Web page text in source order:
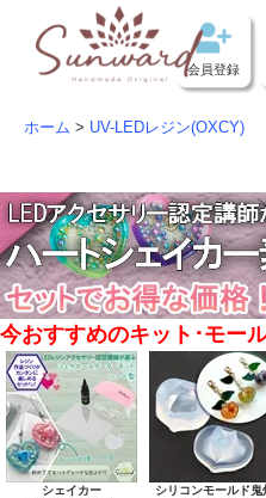
会員登録
ホーム > UV-LEDレジン(OXCY)
今おすすめのキット･モー
シェイカー
シリコンモールド鬼